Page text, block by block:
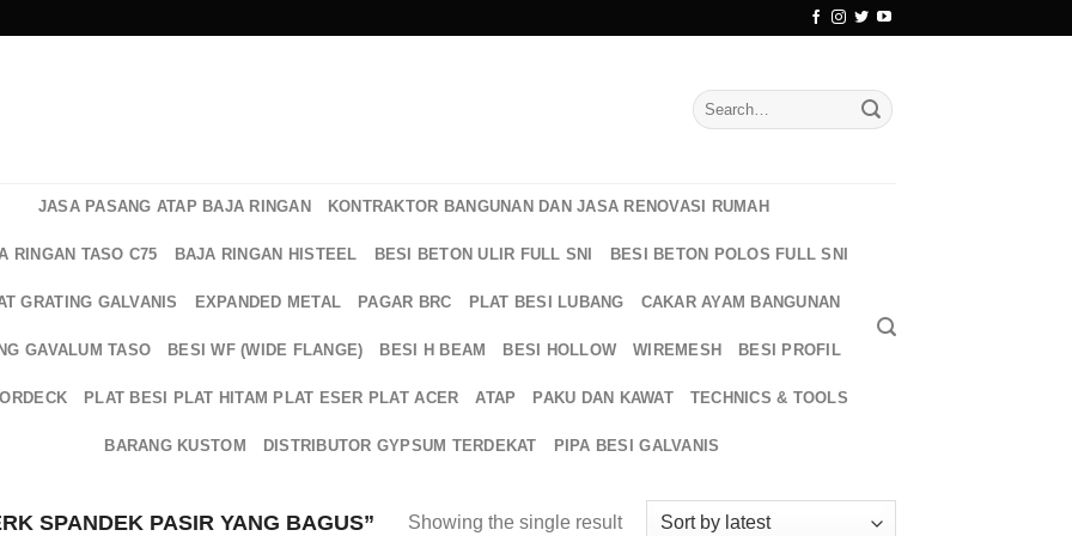
Search
for:
JASA PASANG ATAP BAJA RINGAN KONTRAKTOR BANGUNAN DAN JASA RENOVASI RUMAH
RINGAN TASO C75 BAJA RINGAN HISTEEL BESI BETON ULIR FULL SNI BESI BETON POLOS FULL SNI
GRATING GALVANIS EXPANDED METAL PAGAR BRC PLAT BESI LUBANG CAKAR AYAM BANGUNAN
GAVALUM TASO BESI WF (WIDE FLANGE) BESI H BEAM BESI HOLLOW WIREMESH BESI PROFIL
PLAT BESI PLAT HITAM PLAT ESER PLAT ACER ATAP PAKU DAN KAWAT TECHNICS & TOOLS
BARANG KUSTOM DISTRIBUTOR GYPSUM TERDEKAT PIPA BESI GALVANIS
SPANDEK PASIR YANG BAGUS” Showing the single result